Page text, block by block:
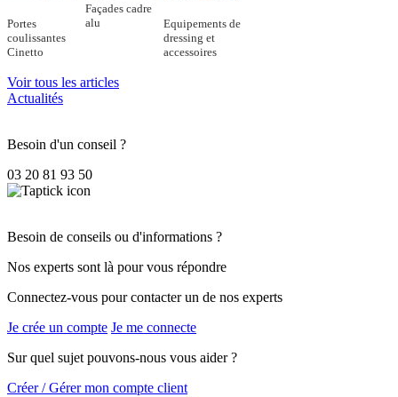
Portes
coulissantes
Cinetto
Façades cadre
alu
Equipements de
dressing et
accessoires
Voir tous les articles
Actualités
Besoin d'un conseil ?
03 20 81 93 50
Besoin de conseils ou d'informations ?
Nos experts sont là pour vous répondre
Connectez-vous pour contacter un de nos experts
Je crée un compte Je me connecte
Sur quel sujet pouvons-nous vous aider ?
Créer / Gérer mon compte client